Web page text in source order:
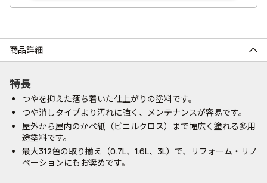
商品詳細
特長
つやを抑えた落ち着いた仕上がりの塗料です。
つや消しタイプより汚れに強く、メンテナンスが容易です。
屋外から屋内のかべ紙（ビニルクロス）まで幅広く塗れる多用
途塗料です。
最大312色の取り揃え（0.7L、1.6L、3L）で、リフォーム・リノ
ベーションにもお奨めです。